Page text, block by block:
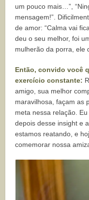
um pouco mais…”,
mensagem!”.
de amor: “Calma vai
deu o seu melhor, foi
mulherão da porra, ele
Então, convido você
exercício constante:
amigo, sua melhor
maravilhosa, façam as
meta nessa relação.
depois desse insight e
estamos reatando, e
comemorar nossa